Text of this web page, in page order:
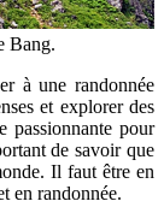
Bang.
à une randonnée
et explorer des
passionnante pour
de savoir que
Il faut être en
en randonnée.